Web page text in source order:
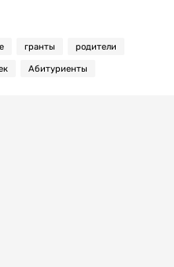
гранты родители
Абитуриенты